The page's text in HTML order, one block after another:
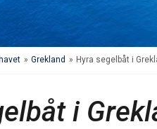
» Grekland » Hyra segelbåt i
i